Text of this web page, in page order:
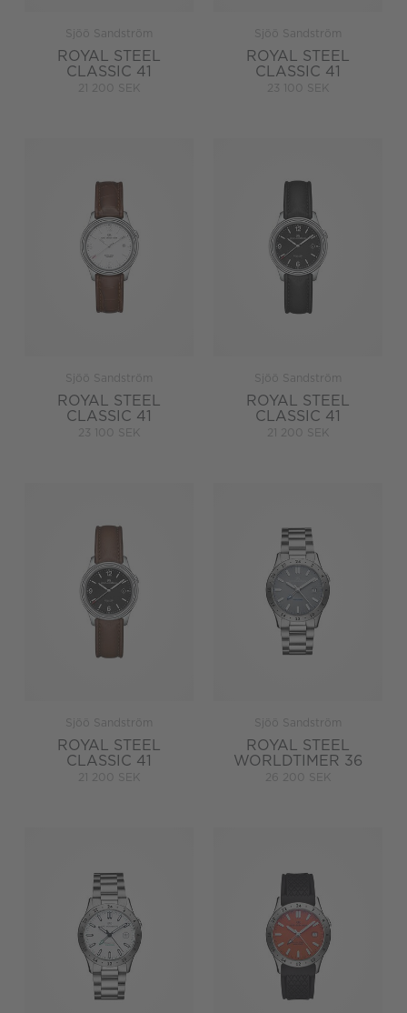
Sjöö Sandström
ROYAL STEEL
CLASSIC 41
21 200 SEK
Sjöö Sandström
ROYAL STEEL
CLASSIC 41
23 100 SEK
Sjöö Sandström
ROYAL STEEL
CLASSIC 41
23 100 SEK
Sjöö Sandström
ROYAL STEEL
CLASSIC 41
21 200 SEK
Sjöö Sandström
ROYAL STEEL
CLASSIC 41
21 200 SEK
Sjöö Sandström
ROYAL STEEL
WORLDTIMER 36
26 200 SEK